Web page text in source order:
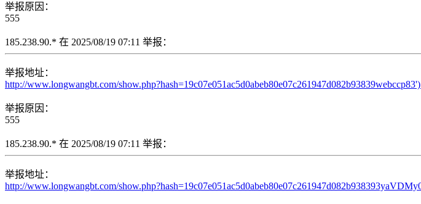
举报原因：
555
185.238.90.* 在 2025/08/19 07:11 举报：
举报地址：
http://www.longwangbt.com/
举报原因：
555
185.238.90.* 在 2025/08/19 07:11 举报：
举报地址：
http://www.longwangbt.com/